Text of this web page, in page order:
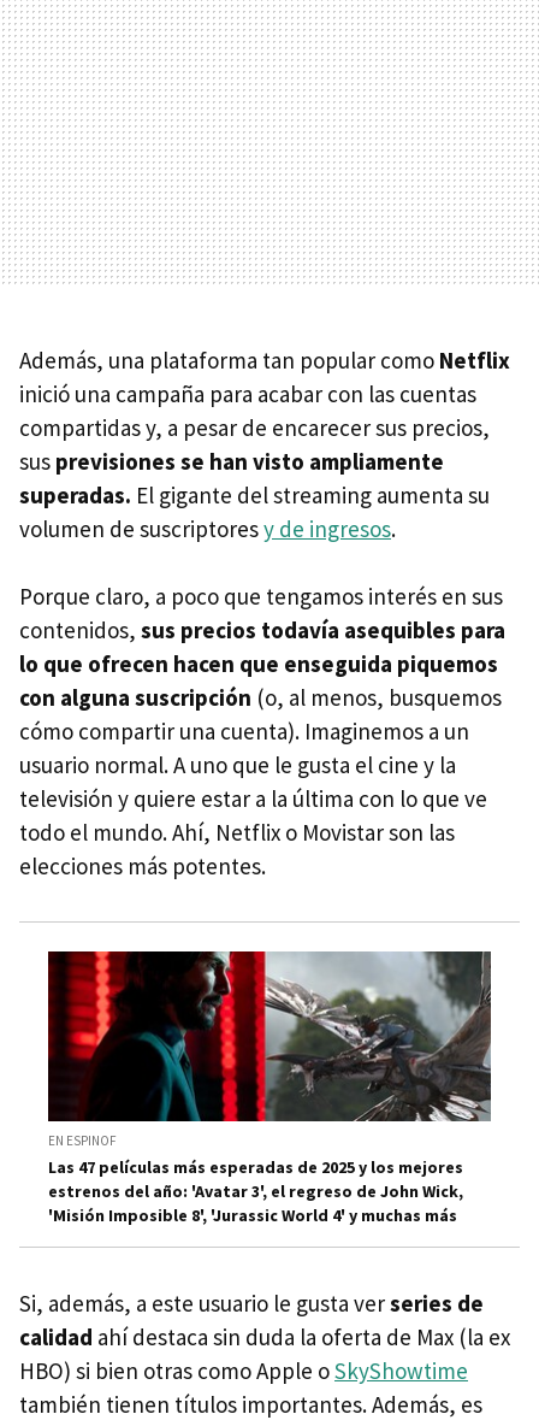
Además, una plataforma tan popular como Netflix
inició una campaña para acabar con las cuentas
compartidas y, a pesar de encarecer sus precios,
sus previsiones se han visto ampliamente
superadas. El gigante del streaming aumenta su
volumen de suscriptoresy de ingresos.
Porque claro, a poco que tengamos interés en sus
contenidos, sus precios todavía asequibles para
lo que ofrecen hacen que enseguida piquemos
con alguna suscripción (o, al menos, busquemos
cómo compartir una cuenta). Imaginemos a un
usuario normal. A uno que le gusta el cine y la
televisión y quiere estar a la última con lo que ve
todo el mundo. Ahí, Netflix o Movistar son las
elecciones más potentes.
EN ESPINOF
Las 47 películas más esperadas de 2025 y los mejores
estrenos del año: 'Avatar 3', el regreso de John Wick,
'Misión Imposible 8', 'Jurassic World 4' y muchas más
Si, además, a este usuario le gusta verseries de
calidad ahí destaca sin duda la oferta de Max (la ex
HBO) si bien otras como Apple oSkyShowtime
también tienen títulos importantes. Además, es